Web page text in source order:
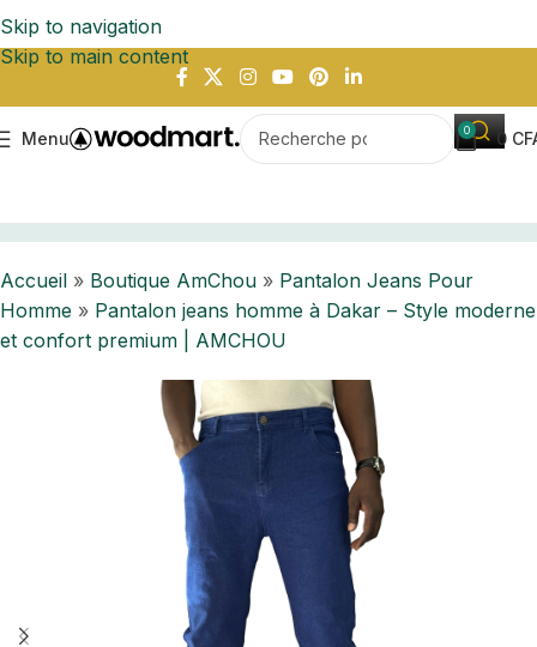
Skip to navigation
Skip to main content
Menu 0 0
Accueil » Boutique AmChou » Pantalon Jeans Pour
Homme » Pantalon jeans homme à Dakar – Style moderne
et confort premium | AMCHOU